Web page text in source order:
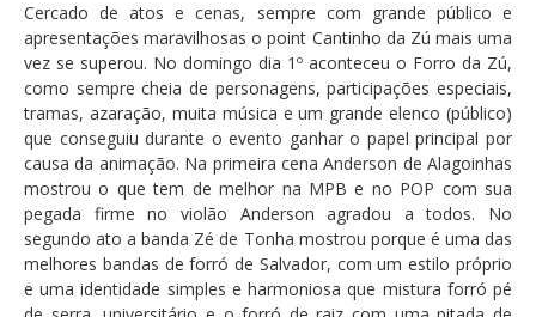
Cercado de atos e cenas, sempre com grande público e
apresentações maravilhosas o point Cantinho da Zú mais uma
vez se superou. No domingo dia 1º aconteceu o Forro da Zú,
como sempre cheia de personagens, participações especiais,
tramas, azaração, muita música e um grande elenco (público)
que conseguiu durante o evento ganhar o papel principal por
causa da animação. Na primeira cena Anderson de Alagoinhas
mostrou o que tem de melhor na MPB e no POP com sua
pegada firme no violão Anderson agradou a todos. No
segundo ato a banda Zé de Tonha mostrou porque é uma das
melhores bandas de forró de Salvador, com um estilo próprio
e uma identidade simples e harmoniosa que mistura forró pé